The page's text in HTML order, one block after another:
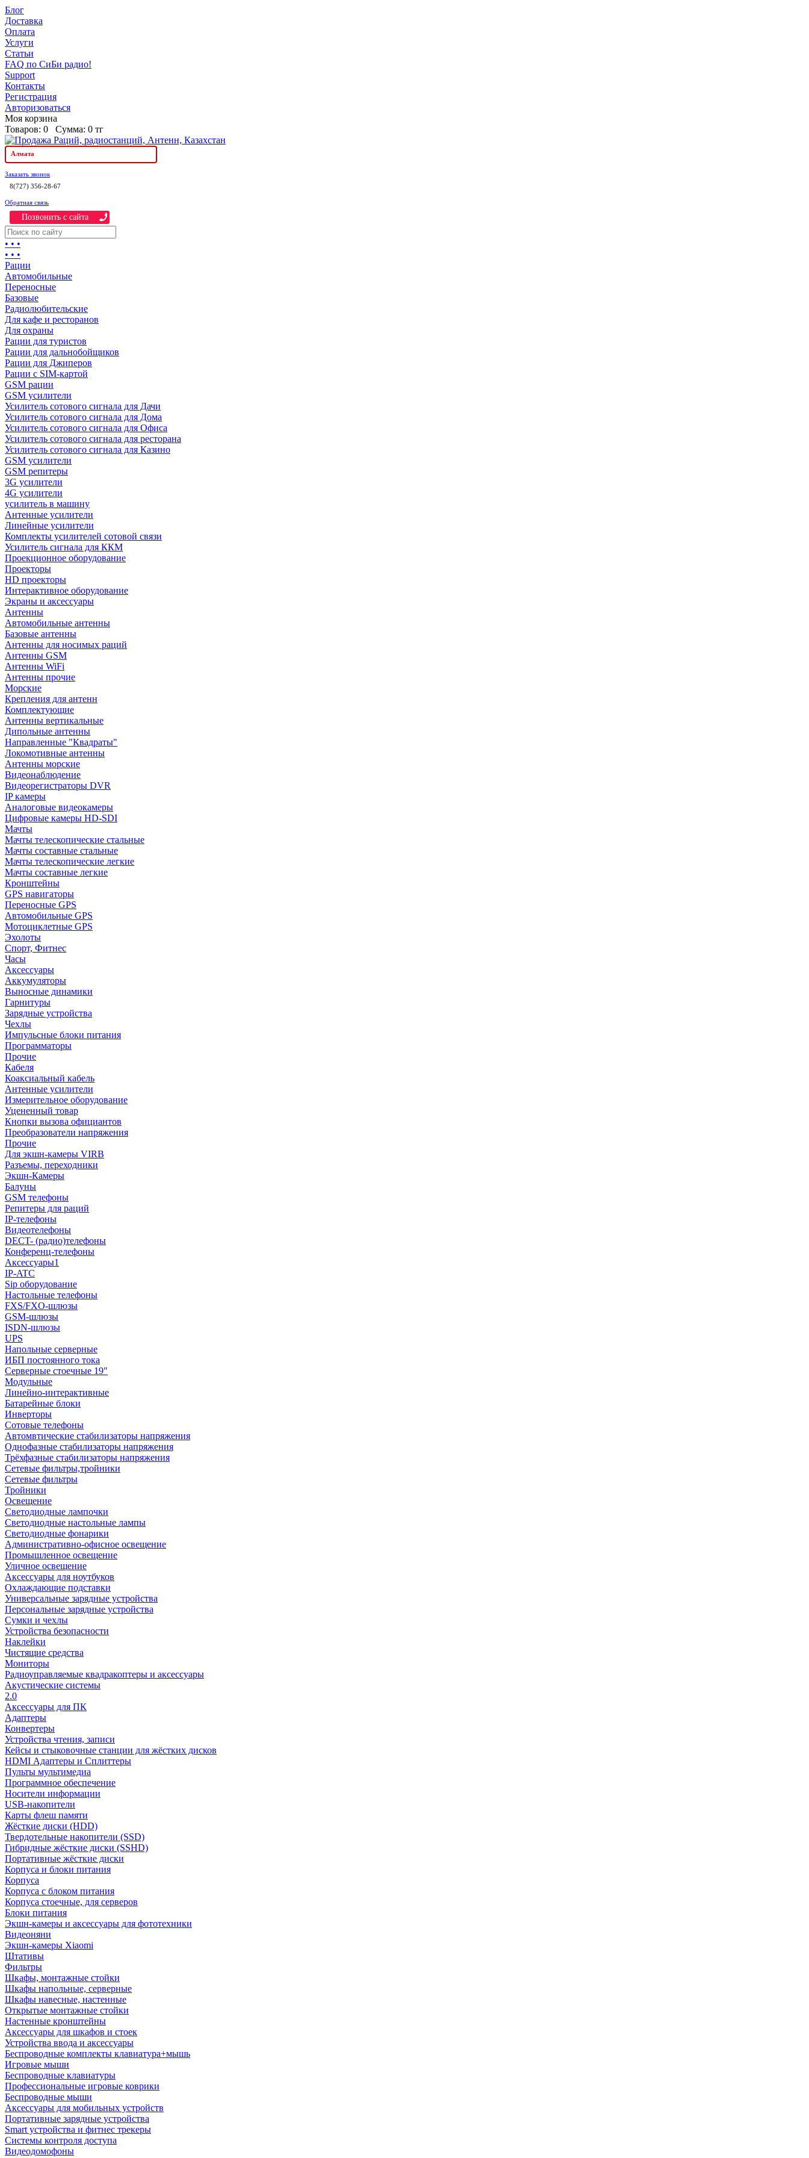
Блог
Доставка
Оплата
Услуги
Статьи
FAQ по СиБи радио!
Support
Контакты
Регистрация
Авторизоваться
Моя корзина
Товаров: 0 Сумма: 0 тг
Алмата
Заказать звонок
8(727) 356-28-67
Обратная связь
Позвонить c сайта
• • •
• • •
Рации
Автомобильные
Переносные
Базовые
Радиолюбительские
Для кафе и ресторанов
Для охраны
Рации для туристов
Рации для дальнобойщиков
Рации для Джиперов
Рации с SIM-картой
GSM рации
GSM усилители
Усилитель сотового сигнала для Дачи
Усилитель сотового сигнала для Дома
Усилитель сотового сигнала для Офиса
Усилитель сотового сигнала для ресторана
Усилитель сотового сигнала для Казино
GSM усилители
GSM репитеры
3G усилители
4G усилители
усилитель в машину
Антенные усилители
Линейные усилители
Комплекты усилителей сотовой связи
Усилитель сигнала для ККМ
Проекционное оборудование
Проекторы
HD проекторы
Интерактивное оборудование
Экраны и аксессуары
Антенны
Автомобильные антенны
Базовые антенны
Антенны для носимых раций
Антенны GSM
Антенны WiFi
Антенны прочие
Морские
Крепления для антенн
Комплектующие
Антенны вертикальные
Дипольные антенны
Направленные "Квадраты"
Локомотивные антенны
Антенны морские
Видеонаблюдение
Видеорегистраторы DVR
IP камеры
Аналоговые видеокамеры
Цифровые камеры HD-SDI
Мачты
Мачты телескопические стальные
Мачты составные стальные
Мачты телескопические легкие
Мачты составные легкие
Кронштейны
GPS навигаторы
Переносные GPS
Автомобильные GPS
Мотоциклетные GPS
Эхолоты
Спорт, Фитнес
Часы
Аксессуары
Аккумуляторы
Выносные динамики
Гарнитуры
Зарядные устройства
Чехлы
Импульсные блоки питания
Программаторы
Прочие
Кабеля
Коаксиальный кабель
Антенные усилители
Измерительное оборудование
Уцененный товар
Кнопки вызова официантов
Преобразователи напряжения
Прочие
Для экшн-камеры VIRB
Разъемы, переходники
Экшн-Камеры
Балуны
GSM телефоны
Репитеры для раций
IP-телефоны
Видеотелефоны
DECT- (радио)телефоны
Конференц-телефоны
Аксессуары1
IP-ATC
Sip оборудование
Настольные телефоны
FXS/FXO-шлюзы
GSM-шлюзы
ISDN-шлюзы
UPS
Напольные серверные
ИБП постоянного тока
Серверные стоечные 19"
Модульные
Линейно-интерактивные
Батарейные блоки
Инверторы
Сотовые телефоны
Автомвтические стабилизаторы напряжения
Однофазные стабилизаторы напряжения
Трёхфазные стабилизаторы напряжения
Сетевые фильтры,тройники
Сетевые фильтры
Тройники
Освещение
Светодиодные лампочки
Светодиодные настольные лампы
Светодиодные фонарики
Административно-офисное освещение
Промышленное освещение
Уличное освещение
Аксессуары для ноутбуков
Охлаждающие подставки
Универсальные зарядные устройства
Персональные зарядные устройства
Сумки и чехлы
Устройства безопасности
Наклейки
Чистящие средства
Мониторы
Радиоуправляемые квадракоптеры и аксессуары
Акустические системы
2.0
Аксессуары для ПК
Адаптеры
Конвертеры
Устройства чтения, записи
Кейсы и стыковочные станции для жёстких дисков
HDMI Адаптеры и Сплиттеры
Пульты мультимедиа
Программное обеспечение
Носители информации
USB-накопители
Карты флеш памяти
Жёсткие диски (HDD)
Твердотельные накопители (SSD)
Гибридные жёсткие диски (SSHD)
Портативные жёсткие диски
Корпуса и блоки питания
Корпуса
Корпуса с блоком питания
Корпуса стоечные, для серверов
Блоки питания
Экшн-камеры и аксессуары для фототехники
Видеоняни
Экшн-камеры Xiaomi
Штативы
Фильтры
Шкафы, монтажные стойки
Шкафы напольные, серверные
Шкафы навесные, настенные
Открытые монтажные стойки
Настенные кронштейны
Аксессуары для шкафов и стоек
Устройства ввода и аксессуары
Беспроводные комплекты клавиатура+мышь
Игровые мыши
Беспроводные клавиатуры
Профессиональные игровые коврики
Беспроводные мыши
Аксессуары для мобильных устройств
Портативные зарядные устройства
Smart устройства и фитнес трекеры
Системы контроля доступа
Видеодомофоны